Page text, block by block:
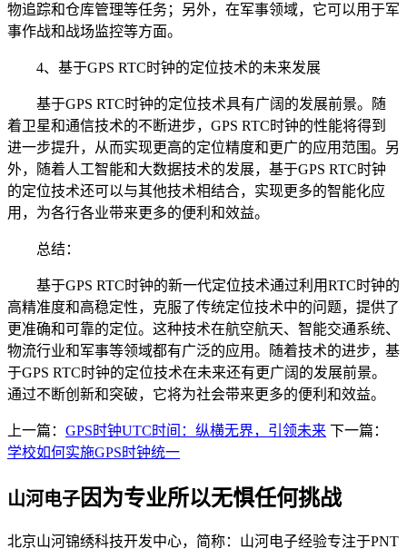
物追踪和仓库管理等任务；另外，在军事领域，它可以用于军
事作战和战场监控等方面。
4、基于GPS RTC时钟的定位技术的未来发展
基于GPS RTC时钟的定位技术具有广阔的发展前景。随
着卫星和通信技术的不断进步，GPS RTC时钟的性能将得到
进一步提升，从而实现更高的定位精度和更广的应用范围。另
外，随着人工智能和大数据技术的发展，基于GPS RTC时钟
的定位技术还可以与其他技术相结合，实现更多的智能化应
用，为各行各业带来更多的便利和效益。
总结：
基于GPS RTC时钟的新一代定位技术通过利用RTC时钟的
高精准度和高稳定性，克服了传统定位技术中的问题，提供了
更准确和可靠的定位。这种技术在航空航天、智能交通系统、
物流行业和军事等领域都有广泛的应用。随着技术的进步，基
于GPS RTC时钟的定位技术在未来还有更广阔的发展前景。
通过不断创新和突破，它将为社会带来更多的便利和效益。
上一篇： GPS时钟UTC时间：纵横无界，引领未来 下一篇：
学校如何实施GPS时钟统一
山河电子因为专业所以无惧任何挑战
北京山河锦绣科技开发中心，简称：山河电子经验专注于PNT